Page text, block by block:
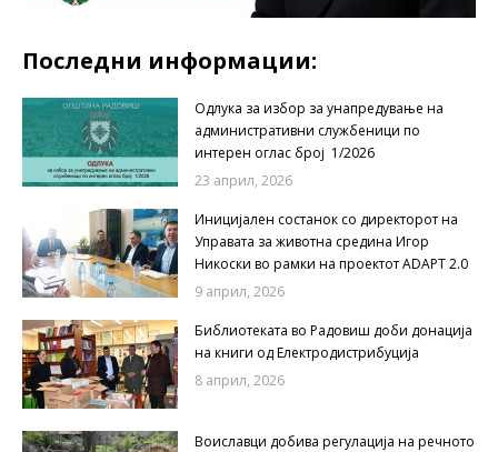
Последни информации:
Одлука за избор за унапредување на
административни службеници по
интерен оглас број 1/2026
23 април, 2026
Иницијален состанок со директорот на
Управата за животна средина Игор
Никоски во рамки на проектот ADAPT 2.0
9 април, 2026
Библиотеката во Радовиш доби донација
на книги од Електродистрибуција
8 април, 2026
Воиславци добива регулација на речното